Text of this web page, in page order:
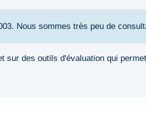
Nous sommes très peu de
sur des outils d'évaluation qui